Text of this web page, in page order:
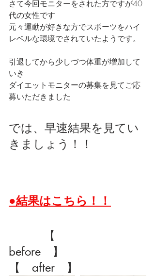
さて今回モニターをされた方ですが40
代の女性です
元々運動が好きな方でスポーツをハイ
レベルな環境でされていたようです。
引退してから少しづつ体重が増加して
いき
ダイエットモニターの募集を見てご応
募いただきました
では、早速結果を見てい
きましょう！！
●結果はこちら！！
【
before　】
【　after　】